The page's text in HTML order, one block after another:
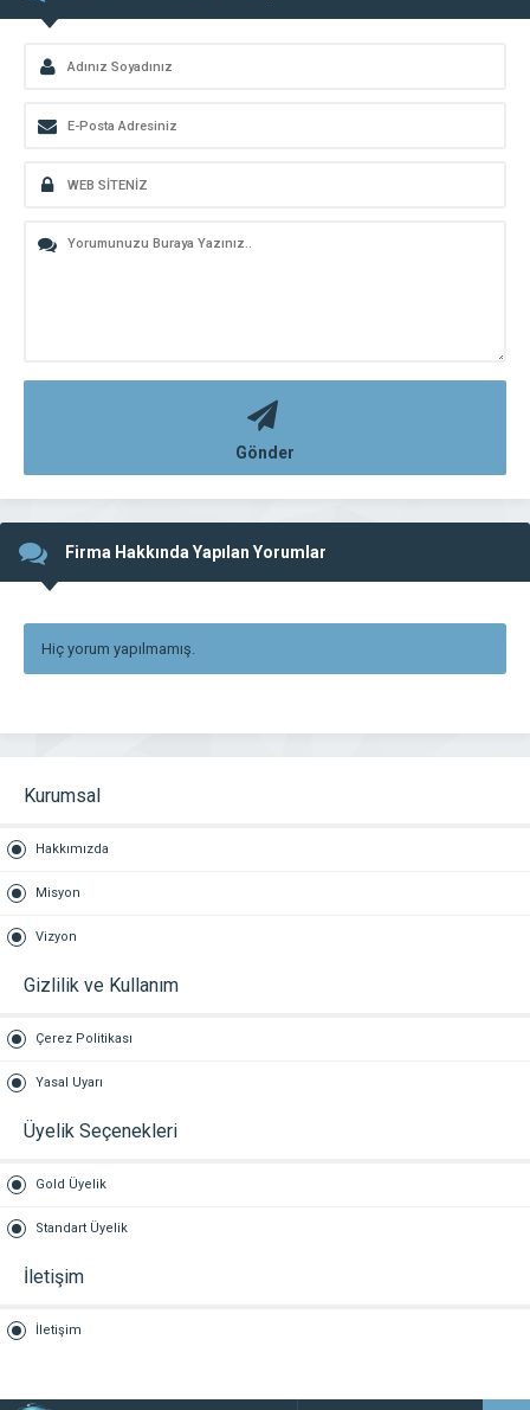
Gönder
Firma Hakkında Yapılan Yorumlar
Hiç yorum yapılmamış.
Kurumsal
Hakkımızda
Misyon
Vizyon
Gizlilik ve Kullanım
Çerez Politikası
Yasal Uyarı
Üyelik Seçenekleri
Gold Üyelik
Standart Üyelik
İletişim
İletişim